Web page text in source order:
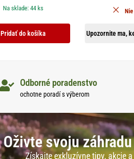
Pridať do košíka
Na sklade: 44 ks
Upozornite ma,
Odborné poradenstvo
ochotne poradí s výberom
Oživte svoju
Získajte exkluzívne tipy, akcie